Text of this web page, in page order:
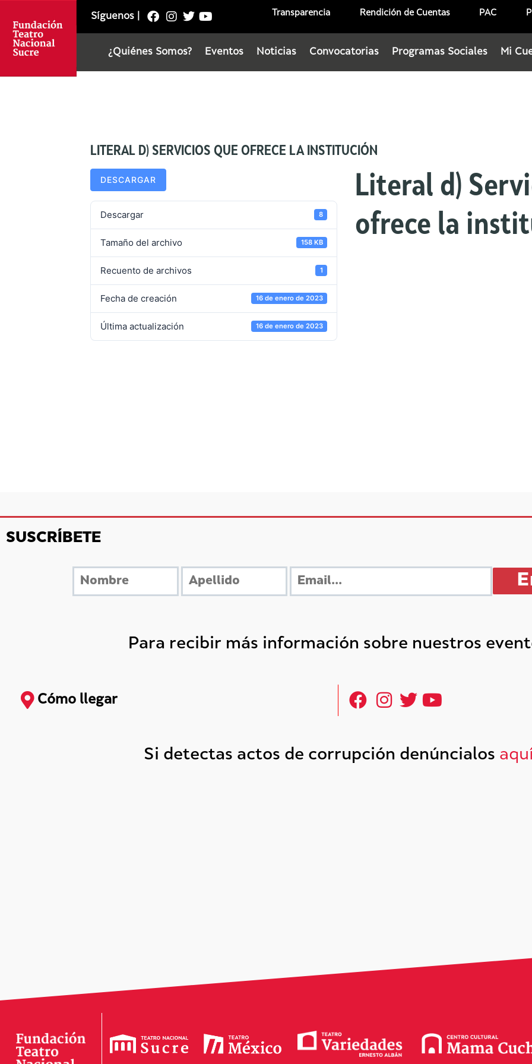
Síguenos Transparencia Rendición de Cuentas PAC
¿Quiénes Somos? Eventos Noticias Convocatorias Programas Sociales Mi
LITERAL D) SERVICIOS QUE OFRECE LA INSTITUCIÓN
DESCARGAR
Descargar 8
Tamaño del archivo 158 KB
Recuento de archivos 1
Fecha de creación 16 de enero de 2023
Última actualización 16 de enero de 2023
Literal d)
ofrece la
SUSCRÍBETE
Para recibir más información sobre nuestros
Cómo llegar
Si detectas actos de corrupción denúncialos aquí